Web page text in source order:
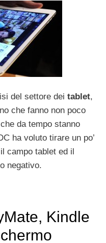
del settore dei tablet,
che fanno non poco
da tempo stanno
ha voluto tirare un po’
campo tablet ed il
negativo.
Kindle